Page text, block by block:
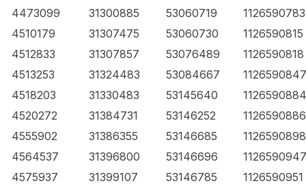
4473099
31300885 53060719
1126590783
4510179
31307475 53060730
1126590815
4512833
31307857 53076489
1126590818
4513253
31324483 53084667
1126590847
4518203
31330483 53145640
1126590884
4520272
31384731 53146252
1126590886
4555902
31386355 53146685
1126590898
4564537
31396800 53146696
1126590947
4575937
31399107 53146785
1126590951